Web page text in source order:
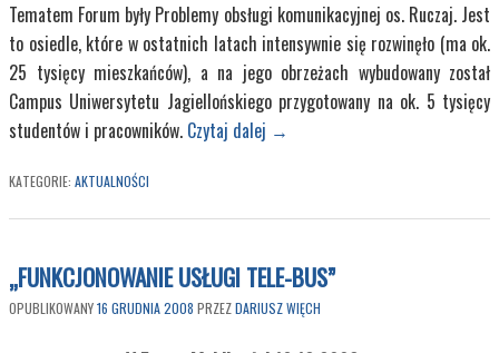
Tematem Forum były Problemy obsługi komunikacyjnej os. Ruczaj. Jest
to osiedle, które w ostatnich latach intensywnie się rozwinęło (ma ok.
25 tysięcy mieszkańców), a na jego obrzeżach wybudowany został
Campus Uniwersytetu Jagiellońskiego przygotowany na ok. 5 tysięcy
studentów i pracowników. Czytaj dalej →
KATEGORIE: AKTUALNOŚCI
„FUNKCJONOWANIE USŁUGI TELE-BUS”
OPUBLIKOWANY16 GRUDNIA 2008 PRZEZDARIUSZ WIĘCH